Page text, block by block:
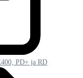
PD+ ja RD